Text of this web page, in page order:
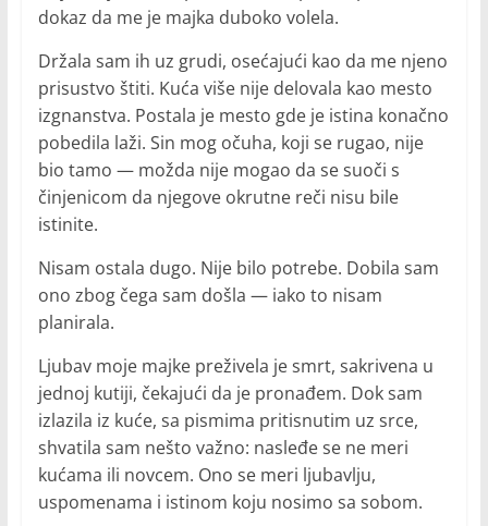
dokaz da me je majka duboko volela.
Držala sam ih uz grudi, osećajući kao da me njeno
prisustvo štiti. Kuća više nije delovala kao mesto
izgnanstva. Postala je mesto gde je istina konačno
pobedila laži. Sin mog očuha, koji se rugao, nije
bio tamo — možda nije mogao da se suoči s
činjenicom da njegove okrutne reči nisu bile
istinite.
Nisam ostala dugo. Nije bilo potrebe. Dobila sam
ono zbog čega sam došla — iako to nisam
planirala.
Ljubav moje majke preživela je smrt, sakrivena u
jednoj kutiji, čekajući da je pronađem. Dok sam
izlazila iz kuće, sa pismima pritisnutim uz srce,
shvatila sam nešto važno: nasleđe se ne meri
kućama ili novcem. Ono se meri ljubavlju,
uspomenama i istinom koju nosimo sa sobom.